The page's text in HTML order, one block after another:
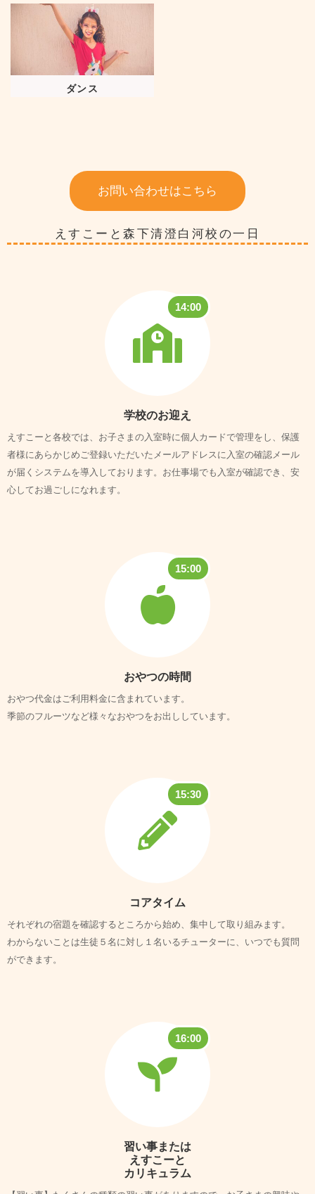
ダンス
お問い合わせはこちら
えすこーと森下清澄白河校の一日
14:00
学校のお迎え
えすこーと各校では、お子さまの入室時に個人カードで管理をし、保護
者様にあらかじめご登録いただいたメールアドレスに入室の確認メール
が届くシステムを導入しております。 お仕事場でも入室が確認でき、安
心してお過ごしになれます。
15:00
おやつの時間
おやつ代金はご利用料金に含まれています。
季節のフルーツなど様々なおやつをお出ししています。
15:30
コアタイム
それぞれの宿題を確認するところから始め、集中して取り組みます。
わからないことは生徒５名に対し１名いるチューターに、いつでも質問
ができます。
16:00
習い事または
えすこーと
カリキュラム